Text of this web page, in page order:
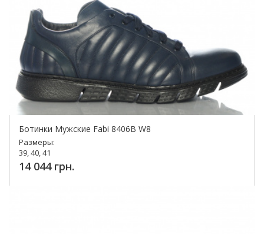
Ботинки Мужские Fabi 8406B W8
Размеры:
39, 40, 41
14 044 грн.